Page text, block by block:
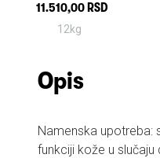
11.510,00 RSD
12kg
Opis
Namenska upotreba:
funkciji kože u